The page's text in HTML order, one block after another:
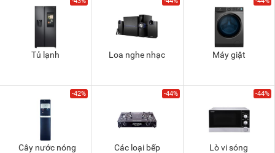
Tủ lạnh Loa nghe nhạc Máy giặt
-42%
Cây nước nóng
-44%
Các loại bếp
-44%
Lò vi sóng